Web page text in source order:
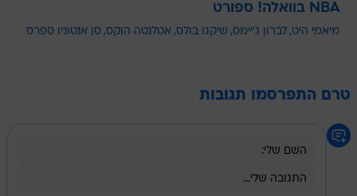
NBA בוואלה! ספורט
מיאמי היט לברון ג'יימס שיקגו בולס אטלנטה הוקס סן אנטוניו ספרס
טרם התפרסמו תגובות